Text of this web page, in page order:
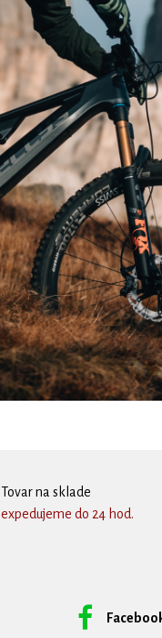
Tovar na sklade
expedujeme do 24 hod.